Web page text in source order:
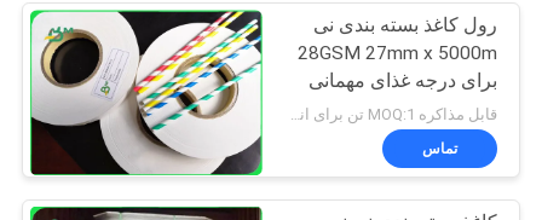
رول کاغذ بسته بندی نی
28GSM 27mm x 5000m
برای درجه غذای مهمانی
قابل مذاکره MOQ:1 تن برای اندازه های معمول و 10 تن برای اندازه های ویژه
تماس